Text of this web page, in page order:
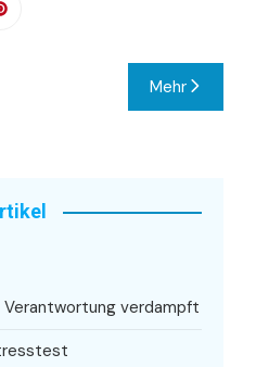
Mehr
Verantwortung verdampft